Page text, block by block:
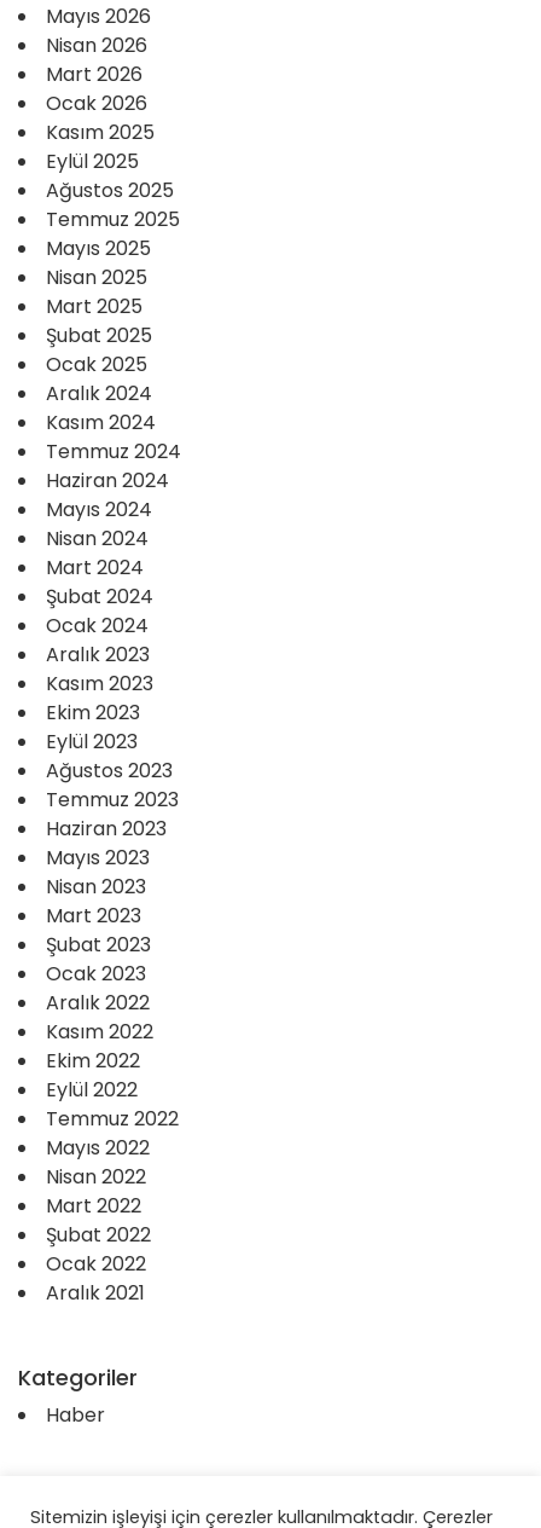
Mayıs 2026
Nisan 2026
Mart 2026
Ocak 2026
Kasım 2025
Eylül 2025
Ağustos 2025
Temmuz 2025
Mayıs 2025
Nisan 2025
Mart 2025
Şubat 2025
Ocak 2025
Aralık 2024
Kasım 2024
Temmuz 2024
Haziran 2024
Mayıs 2024
Nisan 2024
Mart 2024
Şubat 2024
Ocak 2024
Aralık 2023
Kasım 2023
Ekim 2023
Eylül 2023
Ağustos 2023
Temmuz 2023
Haziran 2023
Mayıs 2023
Nisan 2023
Mart 2023
Şubat 2023
Ocak 2023
Aralık 2022
Kasım 2022
Ekim 2022
Eylül 2022
Temmuz 2022
Mayıs 2022
Nisan 2022
Mart 2022
Şubat 2022
Ocak 2022
Aralık 2021
Kategoriler
Haber
Sitemizin işleyişi için çerezler kullanılmaktadır. Çerezler